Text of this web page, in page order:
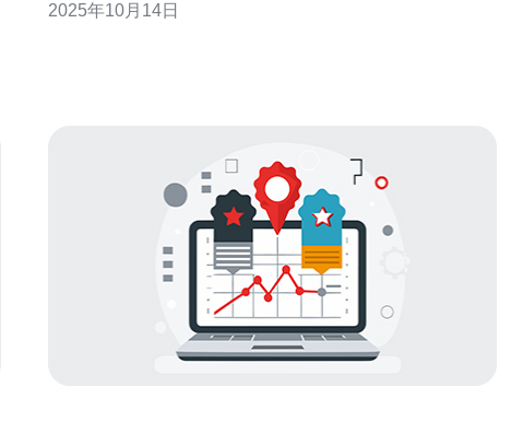
性。通过对玩家的反馈和网络技术的探讨，我们将深入了
2025年10月14日